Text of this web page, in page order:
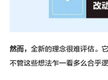
然而， 全新的理念很难评估。
不管这些想法乍一看多么合乎逻